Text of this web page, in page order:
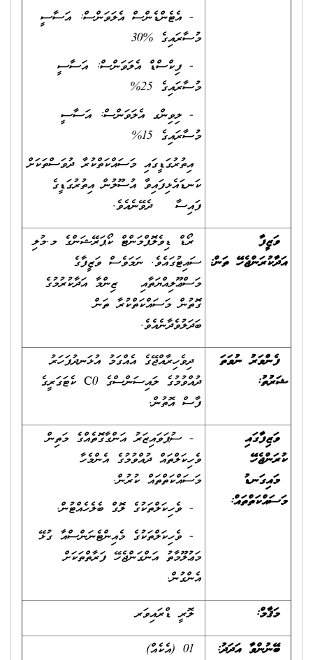
- އެޓެންޑެންސް އެލަވަންސް: އަސާސީ
މުސާރައިގެ %30
- ފިކްސްޑް އެލަވަންސް: އަސާސީ
މުސާރައިގެ 25%
- ލިވިންގ އެލަވަންސް: އަސާސީ
މުސާރައިގެ 15%
އިތުރުގަޑީގައި މަސައްކަތްކުރާ ދުވަސްތަކަށް
ކަނޑައެޅިފައިވާ އުސޫލުން އިތުރުގަޑީގެ
ފައިސާ ދެވޭނެއެވެ.
ވަޒީފާ
އަދާކުރަންޖެހޭ ތަން:
ރޯޑް ޑިވެލޮޕްމަންޓް ކޯޕަރޭޝަންގެ މ.މުލި
ސައިޓުގައެވެ. ނަމަވެސް ވަޒީފާގެ
މަސްޢޫލިއްޔަތާއި ޒިންމާ އަދާކުރުމުގެ
ގޮތުން މަސައްކަތްކުރާ ތަން
ބަދަލުވެދާނެއެވެ.
ފެންވަރު ނުވަތަ
ޝަރުތު:
ދިވެހިރާއްޖޭގެ އެއްގަމު އުޅަނދުފަހަރު
ދުއްވުމުގެ ލައިސަންސްގެ C0 ކެޓަގަރީގެ
ފާސް އޮތުން.
ވަޒިފާގައި
ކުރަންޖެހޭ
މައިގަނޑު
މަސައްކަތްތައް:
- ސުޕަވައިޒަރު އަންގާގޮތެއްގެ މަތިން
ވެހިކަލްތައް ދުއްވުމުގެ އެންމެހާ
މަސައްކަތްތައް ކުރުން.
- ވެހިކަލްތަކުގެ ލޮގް ބެލެހެއްޓުން.
- ވެހިކަލްތަކުގެ މެއިންޓެނަންސްއާ ގުޅޭ
މަޢުލޫމާތު އަންގަންޖެހޭ ފަރާތްތަކަށް
އެންގުން.
މަޤާމް:
ލޮރީ ޑްރައިވަރ
ބޭނުންވާ އަދަދު: